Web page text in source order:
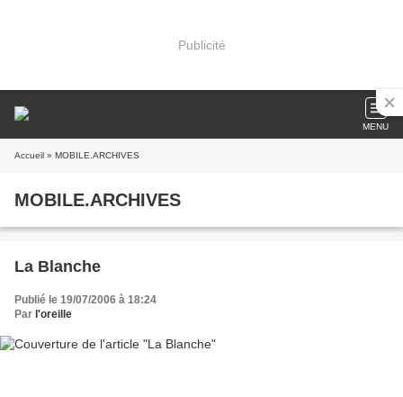
Publicité
MENU
Accueil » MOBILE.ARCHIVES
MOBILE.ARCHIVES
La Blanche
Publié le 19/07/2006 à 18:24
Par l'oreille